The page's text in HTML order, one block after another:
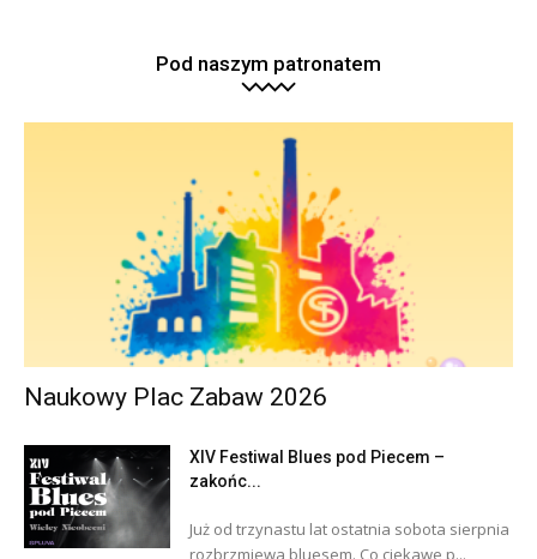
Pod naszym patronatem
Naukowy Plac Zabaw 2026
XIV Festiwal Blues pod Piecem –
zakońc...
Już od trzynastu lat ostatnia sobota sierpnia
rozbrzmiewa bluesem. Co ciekawe p...